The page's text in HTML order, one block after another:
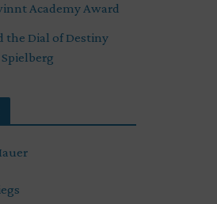
Academy Award
the Dial of Destiny